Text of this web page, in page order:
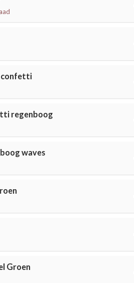
confetti
regenboog
waves
Groen